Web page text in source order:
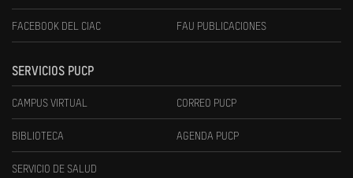
FACEBOOK DEL CIAC FAU PUBLICACIONES
SERVICIOS PUCP
CAMPUS VIRTUAL CORREO PUCP
BIBLIOTECA AGENDA PUCP
SERVICIO DE SALUD